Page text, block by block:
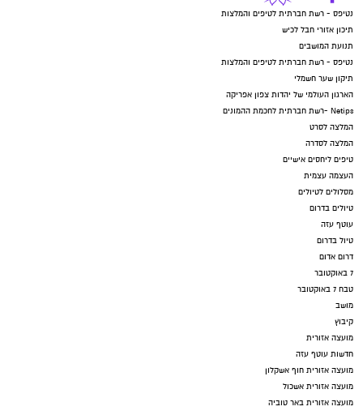
נטיפס - רשת חברתית לטיפים והמלצות
תיכון אזורי חבל לכיש
תנועת המושבים
נטיפס - רשת חברתית לטיפים והמלצות
תיקון שער חשמלי
הארגון העולמי של יהדות צפון אפריקה
Netips -רשת חברתית לחכמת ההמונים
המלצה לסרט
המלצה לסדרה
טיפים ליחסים אישיים
העצמה עצמית
מסלולים לטיולים
טיולים בדרום
עוטף עזה
טיול בדרום
דרום אדום
7 באוקטובר
טבח 7 באוקטובר
מושב
קיבוץ
מועצה אזורית
חדשות עוטף עזה
מועצה אזורית חוף אשקלון
מועצה אזורית אשכול
מועצה אזורית באר טוביה